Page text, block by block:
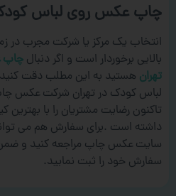
چاپ عکس روی لباس
انتخاب یک مرکز یا شرکت مجرب در
بالایی برخوردار است و اگر دنبال چاپ
تهران هستید به این مطلب دقت
لباس کودک در تهران شرکت عکس
تاکنون رضایت مشتریان را با
داشته است .برای سفارش هم می
سایت عکس چاپ مراجعه کنید و
سفارش خود را ثبت نمایید.